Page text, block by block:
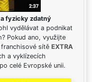
fyzicky zdatný
vydělávat a podnikat
Pokud ano, využijte
sítě EXTRA
a vyklízecích
celé Evropské unii.